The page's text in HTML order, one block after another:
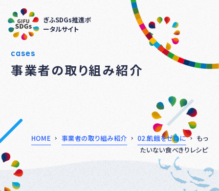
ぎふSDGs推進ポ
ータルサイト
cases
事業者の取り組み紹介
HOME 事業者の取り組み紹介 02.飢餓をゼロに
もっ
たいない食べきりレシピ